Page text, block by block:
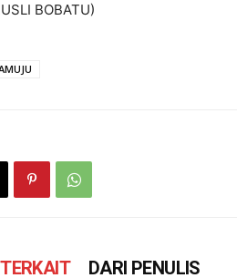
BOBATU)
DARI PENULIS